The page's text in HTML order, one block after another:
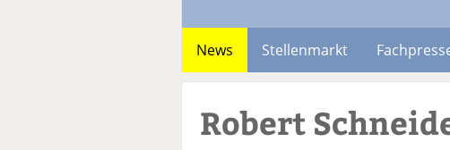
News Stellenmarkt
Robert